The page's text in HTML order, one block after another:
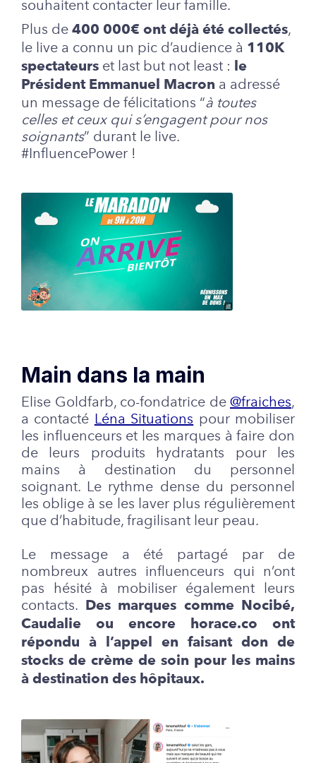
souhaitent contacter leur famille.
Plus de 400 000€ ont déjà été collectés,
le live a connu un pic d’audience à 110K
spectateurs et last but not least : le
Président Emmanuel Macron a adressé
un message de félicitations “à toutes
celles et ceux qui s’engagent pour nos
soignants” durant le live.
#InfluencePower !
Main dans la main
Elise Goldfarb, co-fondatrice de @fraiches,
a contacté Léna Situations pour mobiliser
les influenceurs et les marques à faire don
de leurs produits hydratants pour les
mains à destination du personnel
soignant. Le rythme dense du personnel
les oblige à se les laver plus régulièrement
que d’habitude, fragilisant leur peau.
Le message a été partagé par de
nombreux autres influenceurs qui n’ont
pas hésité à mobiliser également leurs
contacts. Des marques comme Nocibé,
Caudalie ou encore horace.co ont
répondu à l’appel en faisant don de
stocks de crème de soin pour les mains
à destination des hôpitaux.